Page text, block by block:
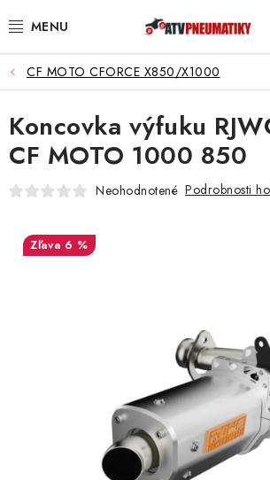
na
PNEUMATIKY
DISKY
ROZŠIROVACIE PODLOŽKY
OCHRANNÉ RÁMY
NÁVLEKY TLMIČOV
NAVIJAKY COME UP WARN
CF MOTO CFORCE X850/X1000
Koncovka výfuku
CF MOTO 1000 850
Neohodnotené Podrobnosti
6 %